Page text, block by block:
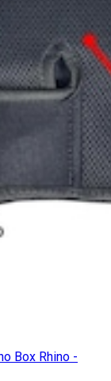
Box Rhino -